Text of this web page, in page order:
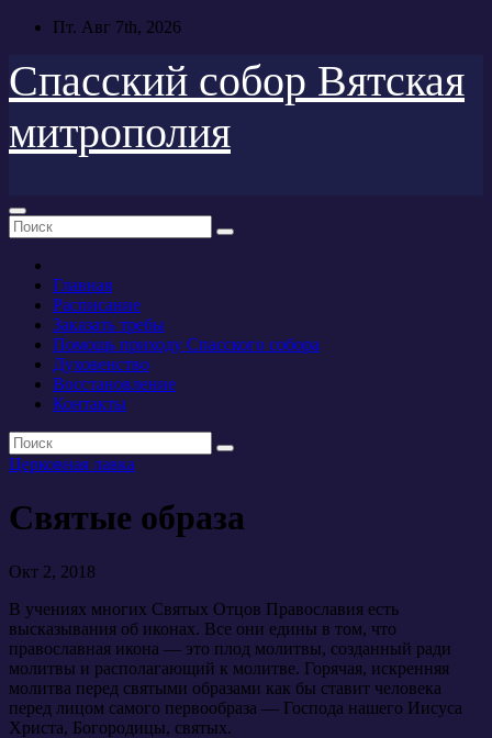
Перейти
содержимому
Пт. Авг 7th, 2026
Спасский собор Вятская
митрополия
Главная
Расписание
Заказать требы
Помощь приходу Спасского собора
Духовенство
Восстановление
Контакты
Церковная лавка
Святые образа
Окт 2, 2018
В учениях многих Святых Отцов Православия есть
высказывания об иконах. Все они едины в том, что
православная икона — это плод молитвы, созданный ради
молитвы и располагающий к молитве. Горячая, искренняя
молитва перед святыми образами как бы ставит человека
перед лицом самого первообраза — Господа нашего Иисуса
Христа, Богородицы, святых.